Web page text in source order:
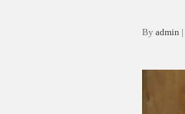
By admin |